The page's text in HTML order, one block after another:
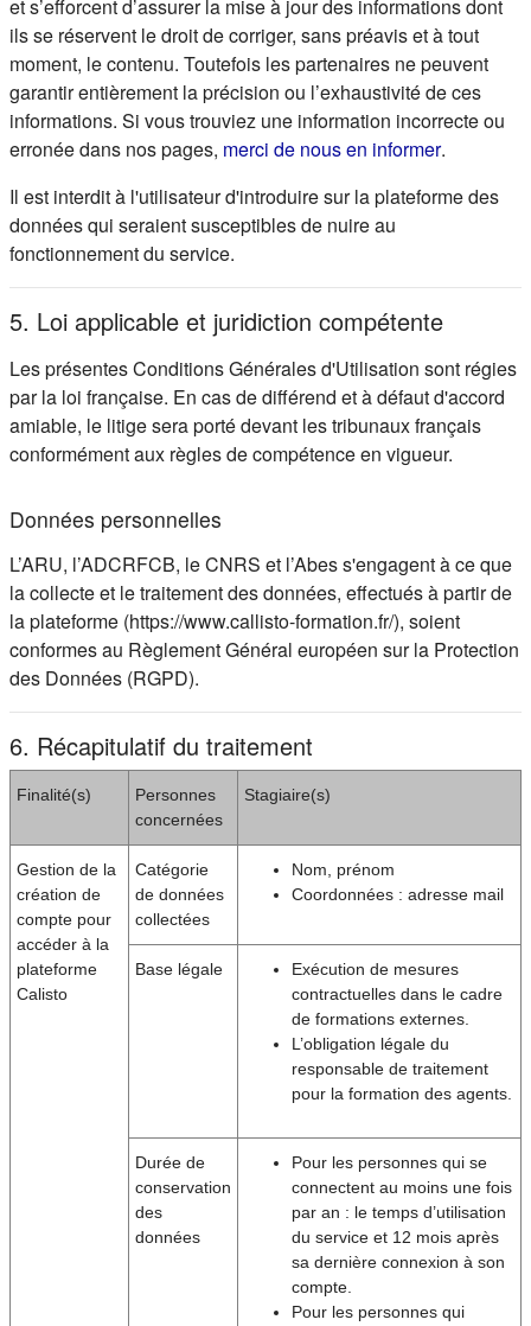
et s’efforcent d’assurer la mise à jour des informations dont
ils se réservent le droit de corriger, sans préavis et à tout
moment, le contenu. Toutefois les partenaires ne peuvent
garantir entièrement la précision ou l’exhaustivité de ces
informations. Si vous trouviez une information incorrecte ou
erronée dans nos pages, merci de nous en informer(s'ouvre
.
Il est interdit à l'utilisateur d'introduire sur la plateforme des
données qui seraient susceptibles de nuire au
fonctionnement du service.
5. Loi applicable et juridiction compétente
Les présentes Conditions Générales d'Utilisation sont régies
par la loi française. En cas de différend et à défaut d'accord
amiable, le litige sera porté devant les tribunaux français
conformément aux règles de compétence en vigueur.
Données personnelles
L’ARU, l’ADCRFCB, le CNRS et l’Abes s'engagent à ce que
la collecte et le traitement des données, effectués à partir de
la plateforme (https://www.callisto-formation.fr/), soient
conformes au Règlement Général européen sur la Protection
des Données (RGPD).
6. Récapitulatif du traitement
Finalité(s)
Personnes
concernées
Stagiaire(s)
Gestion de la
création de
compte pour
accéder à la
plateforme
Calisto
Catégorie
de données
collectées
Nom, prénom
Coordonnées : adresse mail
Base légale
Exécution de mesures
contractuelles dans le cadre
de formations externes.
L’obligation légale du
responsable de traitement
pour la formation des agents.
Durée de
conservation
des
données
Pour les personnes qui se
connectent au moins une fois
par an : le temps d’utilisation
du service et 12 mois après
sa dernière connexion à son
compte.
Pour les personnes qui